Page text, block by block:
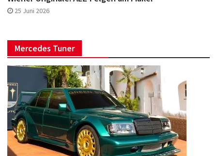
25 Juni 2026
Mercedes Tuner